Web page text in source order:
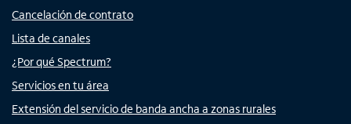
Cancelación de contrato
Lista de canales
¿Por qué Spectrum?
Servicios en tu área
Extensión del servicio de banda ancha a zonas rurales